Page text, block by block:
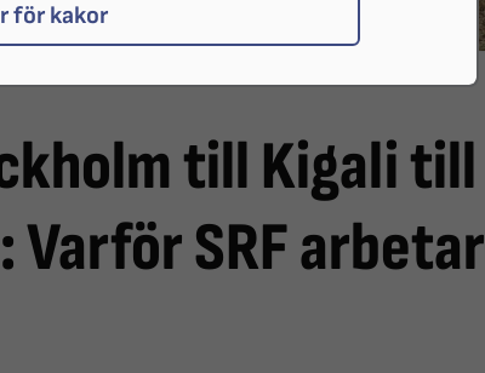
för kakor
till Kigali till
Varför SRF arbetar